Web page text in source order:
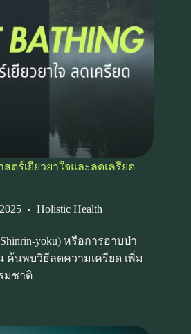
สตร์เยียวยาใจและลดเครียด
Holistic Health
yoku) หรือการอาบป่า
ค้นพบวิธีลดความเครียด เพิ่ม
มชาติ